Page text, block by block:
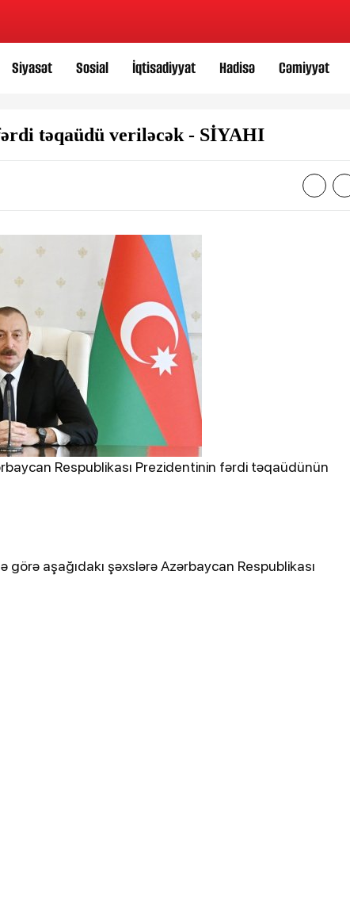
Siyasət Sosial İqtisadiyyat Hadisə Cəmiyyət
təqaüdü veriləcək - SİYAHI
Respublikası Prezidentinin fərdi təqaüdünün
aşağıdakı şəxslərə Azərbaycan Respublikası